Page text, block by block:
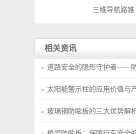
三维导航路锥
相关资讯
道路安全的隐形守护者——
太阳能警示柱的应用价值与
玻璃钢防眩板的三大优势解